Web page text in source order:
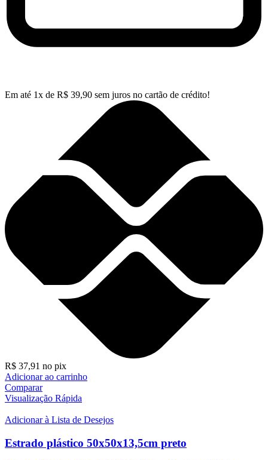
Em até 1x de R$ 39,90 sem juros no cartão de crédito!
R$ 37,91 no pix
Adicionar ao carrinho
Comparar
Visualização Rápida
Adicionar à Lista de Desejos
Estrado plástico 50x50x13,5cm preto